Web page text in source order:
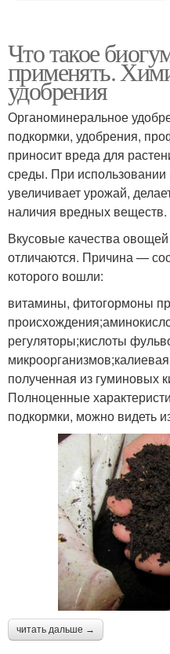
Жидкая подкормка
Биогумус на даче
Что такое
применять.
удобрения
Органоминеральное
подкормки, удобрения,
приносит вреда для
среды. При
увеличивает урожай,
наличия вредных веществ.
Вкусовые качества
отличаются. Причина —
которого вошли:
витамины, фитогормоны
регуляторы;кислоты
полученная из гуминовых
Полноценные
подкормки, можно видеть
читать дальше →